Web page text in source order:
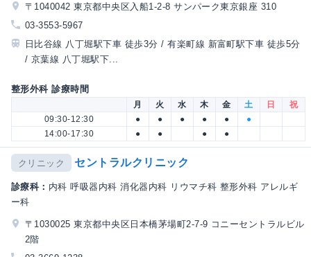
〒1040042 東京都中央区入船1-2-8 サンパーク東京銀座 310
03-3553-5967
日比谷線 八丁堀駅下車 徒歩3分 / 有楽町線 新富町駅下車 徒歩5分
/ 京葉線 八丁堀駅下...
整形外科 診療時間
月 火 水 木 金 土 日
祝
09:30-12:30
● ● ● ● ●
●
14:00-17:30
● ● ● ●
クリニック セントラルクリニック
診療科： 内科 呼吸器内科 消化器内科 リウマチ科 整形外科 アレルギ
ー科
〒1030025 東京都中央区日本橋茅場町2-7-9 コニーセントラルビル
2階